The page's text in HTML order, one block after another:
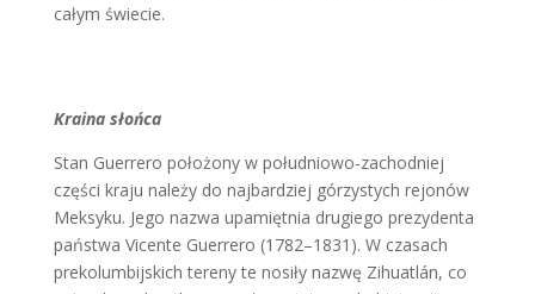
całym świecie.
Kraina słońca
Stan Guerrero położony w południowo-zachodniej
części kraju należy do najbardziej górzystych rejonów
Meksyku. Jego nazwa upamiętnia drugiego prezydenta
państwa Vicente Guerrero (1782–1831). W czasach
prekolumbijskich tereny te nosiły nazwę Zihuatlán, co